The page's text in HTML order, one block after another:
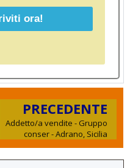
PRECEDENTE
Addetto/a vendite - Gruppo
conser - Adrano, Sicilia